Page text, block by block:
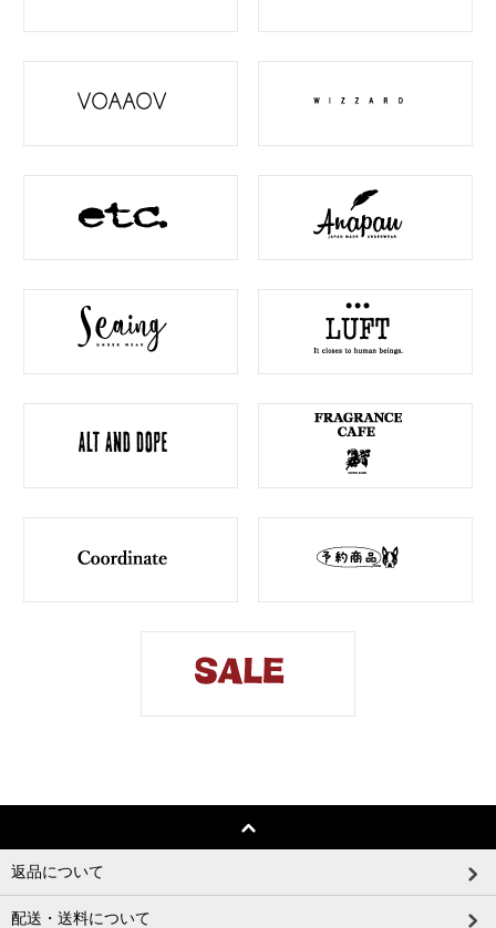
返品について
配送・送料について